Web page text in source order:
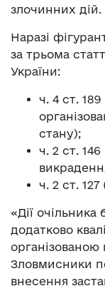
злочинних дій.
Наразі
за трьома
України:
ч. 4 ст.
стану);
ч. 2 ст.
ч. 2 ст.
«Дії
додатково
організованою
Зловмисники
внесення